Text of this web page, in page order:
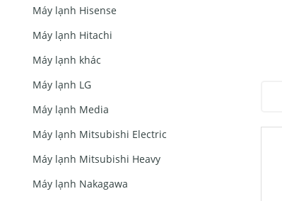
Máy lạnh Hisense
Máy lạnh Hitachi
Máy lạnh khác
Máy lạnh LG
Máy lạnh Media
Máy lạnh Mitsubishi Electric
Máy lạnh Mitsubishi Heavy
Máy lạnh Nakagawa